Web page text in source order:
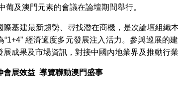
及澳門元素的會議在論壇期間舉行。
際基建最新趨勢、尋找潛在商機，是次論壇組織
經濟適度多元發展注入活力。參與巡展的
成果及市場資訊，對接中國內地業界及推動行業
會展效益 導覽聯動澳門盛事